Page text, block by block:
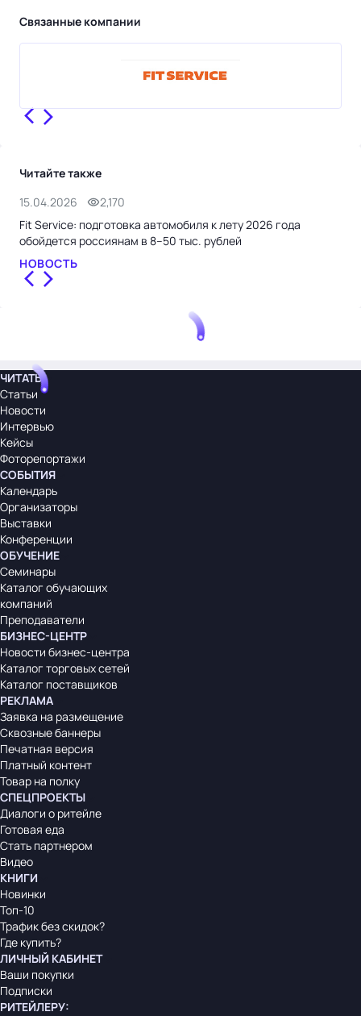
Связанные компании
Читайте также
15.04.2026
2,170
Fit Service: подготовка автомобиля к лету 2026 года
обойдется россиянам в 8–50 тыс. рублей
НОВОСТЬ
ЧИТАТЬ
Статьи
Новости
Интервью
Кейсы
Фоторепортажи
СОБЫТИЯ
Календарь
Организаторы
Выставки
Конференции
ОБУЧЕНИЕ
Семинары
Каталог обучающих
компаний
Преподаватели
БИЗНЕС-ЦЕНТР
Новости бизнес-центра
Каталог торговых сетей
Каталог поставщиков
РЕКЛАМА
Заявка на размещение
Сквозные баннеры
Печатная версия
Платный контент
Товар на полку
СПЕЦПРОЕКТЫ
Диалоги о ритейле
Готовая еда
Стать партнером
Видео
КНИГИ
Новинки
Топ-10
Трафик без скидок?
Где купить?
ЛИЧНЫЙ КАБИНЕТ
Ваши покупки
Подписки
РИТЕЙЛЕРУ: